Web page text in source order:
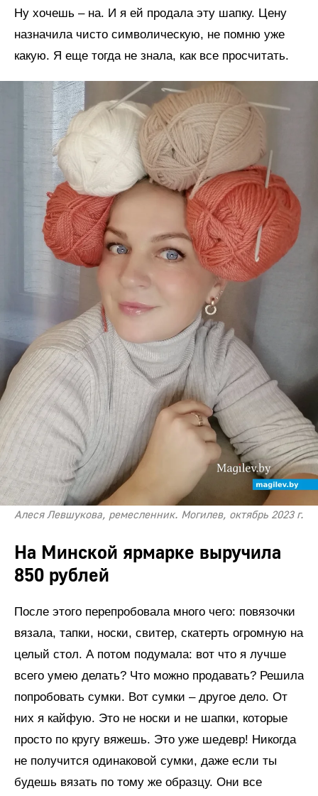
Ну хочешь – на. И я ей продала эту шапку. Цену
назначила чисто символическую, не помню уже
какую. Я еще тогда не знала, как все просчитать.
Алеся Левшукова, ремесленник. Могилев, октябрь 2023 г.
На Минской ярмарке выручила
850 рублей
После этого перепробовала много чего: повязочки
вязала, тапки, носки, свитер, скатерть огромную на
целый стол. А потом подумала: вот что я лучше
всего умею делать? Что можно продавать? Решила
попробовать сумки. Вот сумки – другое дело. От
них я кайфую. Это не носки и не шапки, которые
просто по кругу вяжешь. Это уже шедевр! Никогда
не получится одинаковой сумки, даже если ты
будешь вязать по тому же образцу. Они все